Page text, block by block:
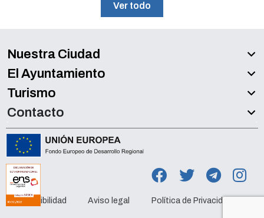
Ver todo
Nuestra Ciudad
El Ayuntamiento
Turismo
Contacto
Accesibilidad Aviso legal Política de Privacidad